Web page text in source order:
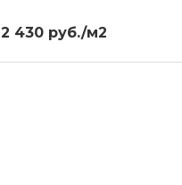
2 430 руб./м2